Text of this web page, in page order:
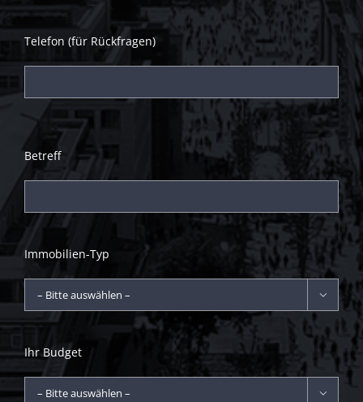
Telefon (für Rückfragen)
Betreff
Immobilien-Typ

Ihr Budget
